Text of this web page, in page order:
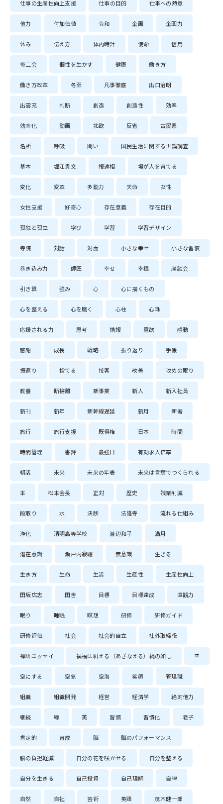
仕事の生産性向上支援 仕事の目的 仕事への熱意
他力 付加価値 令和 企画 企画力
休み 伝え方 体内時計 使命 信用
修二会 個性を生かす 健康 働き方
働き方改革 冬至 凡事徹底 出口治朗
出雲充 判断 創造 創造性 効率
効率化 動画 北欧 反省 古民家
名所 呼吸 問い 国民生活に関する世論調査
基本 堀江貴文 報連相 場が人を育てる
変化 変革 多動力 天命 女性
女性支援 好奇心 存在意義 存在目的
孤独と孤立 学び 学習 学習デザイン
寺院 対話 対面 小さな幸せ 小さな習慣
巻き込み力 師匠 幸せ 幸福 座談会
引き算 強み 心 心に描くもの
心を整える 心を磨く 心柱 心珠
応援される力 思考 情報 意欲 感動
感謝 成長 戦略 振り返り 手帳
振返り 捨てる 接客 改善 攻めの眠り
教養 断捨離 新事業 新人 新入社員
新刊 新年 新幹線遅延 新月 新著
旅行 旅行支援 既得権 日本 時間
時間管理 書評 最強日 有効求人倍率
朝活 未来 未来の年表 未来は言葉でつくられる
本 松本会長 正対 歴史 残業削減
段取り 水 決断 法隆寺 流れる仕組み
浄化 清明高等学校 渡辺和子 満月
潜在意識 瀬戸内寂聴 無意識 生きる
生き方 生命 生活 生産性 生産性向上
田坂広志 田舎 目標 目標達成 直観力
眠り 睡眠 瞑想 研修 研修ガイド
研修評価 社会 社会的自立 社外取締役
禅語エッセイ 禍福は糾える（あざなえる）縄の如し 空
空にする 空気 空海 笑顔 管理職
組織 組織開発 経営 経済学 絶対他力
継続 縁 美 習慣 習慣化 老子
肯定的 育成 脳 脳のパフォーマンス
脳の負担軽減 自分の花を咲かせる 自分を整える
自分を生きる 自己投資 自己理解 自律
自然 自社 芸術 英語 茂木健一郎